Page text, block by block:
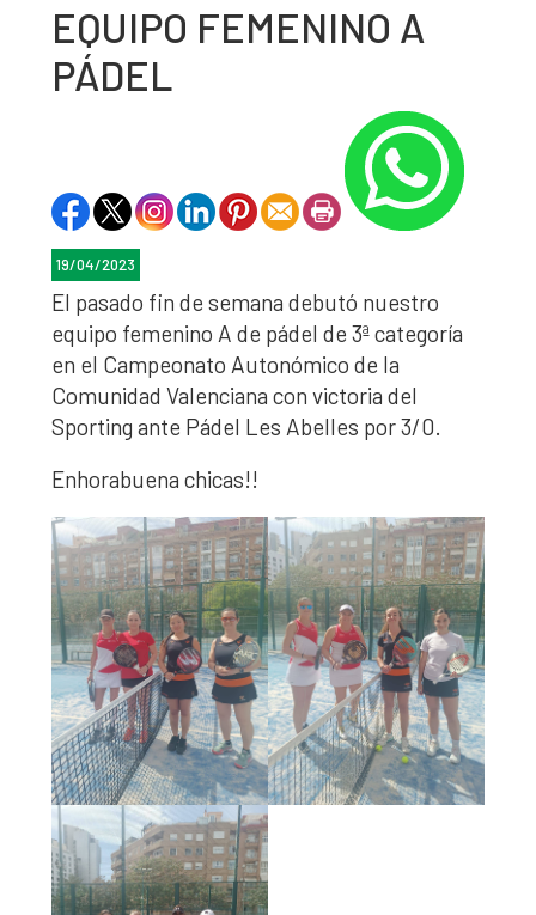
EQUIPO FEMENINO A
PÁDEL
19/04/2023
El pasado fin de semana debutó nuestro
equipo femenino A de pádel de 3ª categoría
en el Campeonato Autonómico de la
Comunidad Valenciana con victoria del
Sporting ante Pádel Les Abelles por 3/0.
Enhorabuena chicas!!